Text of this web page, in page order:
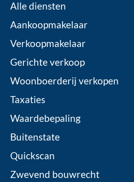
Alle diensten
Aankoopmakelaar
Verkoopmakelaar
Gerichte verkoop
Woonboerderij verkopen
Taxaties
Waardebepaling
Buitenstate
Quickscan
Zwevend bouwrecht